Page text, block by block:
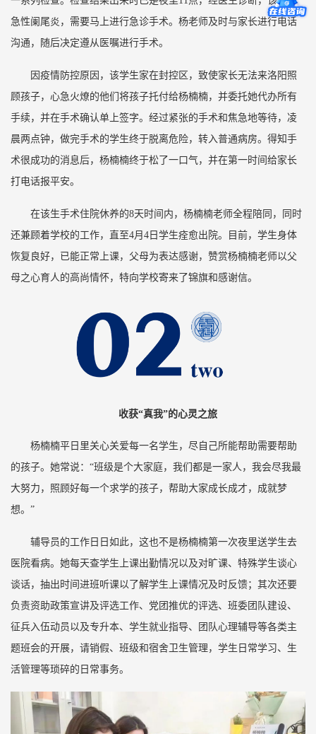
急性阑尾炎，需要马上进行急诊手术。杨老师及时与家长进行电话
沟通，随后决定遵从医嘱进行手术。
因疫情防控原因，该学生家在封控区，致使家长无法来洛阳照
顾孩子，心急火燎的他们将孩子托付给杨楠楠，并委托她代办所有
手续，并在手术确认单上签字。经过紧张的手术和焦急地等待，凌
晨两点钟，做完手术的学生终于脱离危险，转入普通病房。得知手
术很成功的消息后，杨楠楠终于松了一口气，并在第一时间给家长
打电话报平安。
在该生手术住院休养的8天时间内，杨楠楠老师全程陪同，同时
还兼顾着学校的工作，直至4月4日学生痊愈出院。目前，学生身体
恢复良好，已能正常上课，父母为表达感谢，赞赏杨楠楠老师以父
母之心育人的高尚情怀，特向学校寄来了锦旗和感谢信。
收获“真我”的心灵之旅
杨楠楠平日里关心关爱每一名学生，尽自己所能帮助需要帮助
的孩子。她常说：“班级是个大家庭，我们都是一家人，我会尽我最
大努力，照顾好每一个求学的孩子，帮助大家成长成才，成就梦
想。”
辅导员的工作日日如此，这也不是杨楠楠第一次夜里送学生去
医院看病。她每天查学生上课出勤情况以及对旷课、特殊学生谈心
谈话，抽出时间进班听课以了解学生上课情况及时反馈；其次还要
负责资助政策宣讲及评选工作、党团推优的评选、班委团队建设、
征兵入伍动员以及专升本、学生就业指导、团队心理辅导等各类主
题班会的开展，请销假、班级和宿舍卫生管理，学生日常学习、生
活管理等琐碎的日常事务。